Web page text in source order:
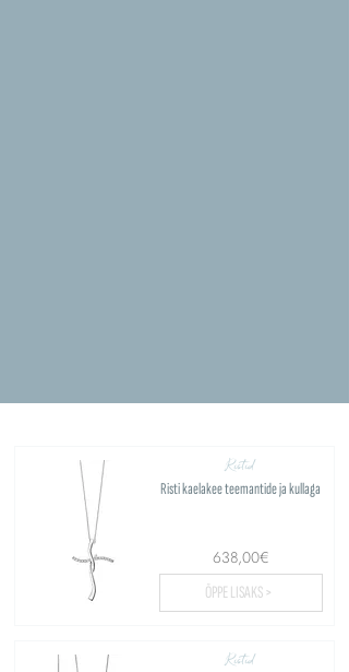
Ristid
Risti kaelakee teemantide ja kullaga
638,00€
ÕPPE LISAKS >
Ristid